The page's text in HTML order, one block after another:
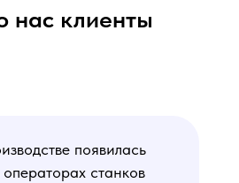
нас клиенты
появилась
станков